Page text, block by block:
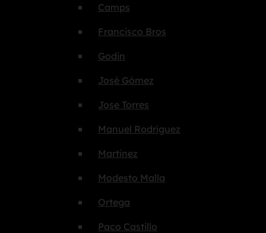
Camps
Francisco Bros
Godin
José Gómez
Jose Torres
Manuel Rodríguez
Martínez
Modesto Malla
Ortega
Paco Castillo